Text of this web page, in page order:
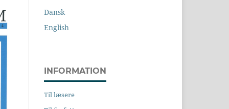
Dansk
English
INFORMATION
Til læsere